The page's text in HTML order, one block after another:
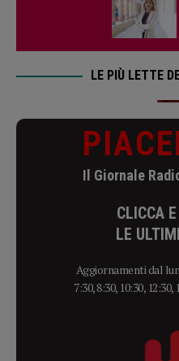
LE PIÙ LETTE
Il Giornale
CLICCA
LE
Aggiornamenti dal
7:30, 8:30, 10:30, 12:30,